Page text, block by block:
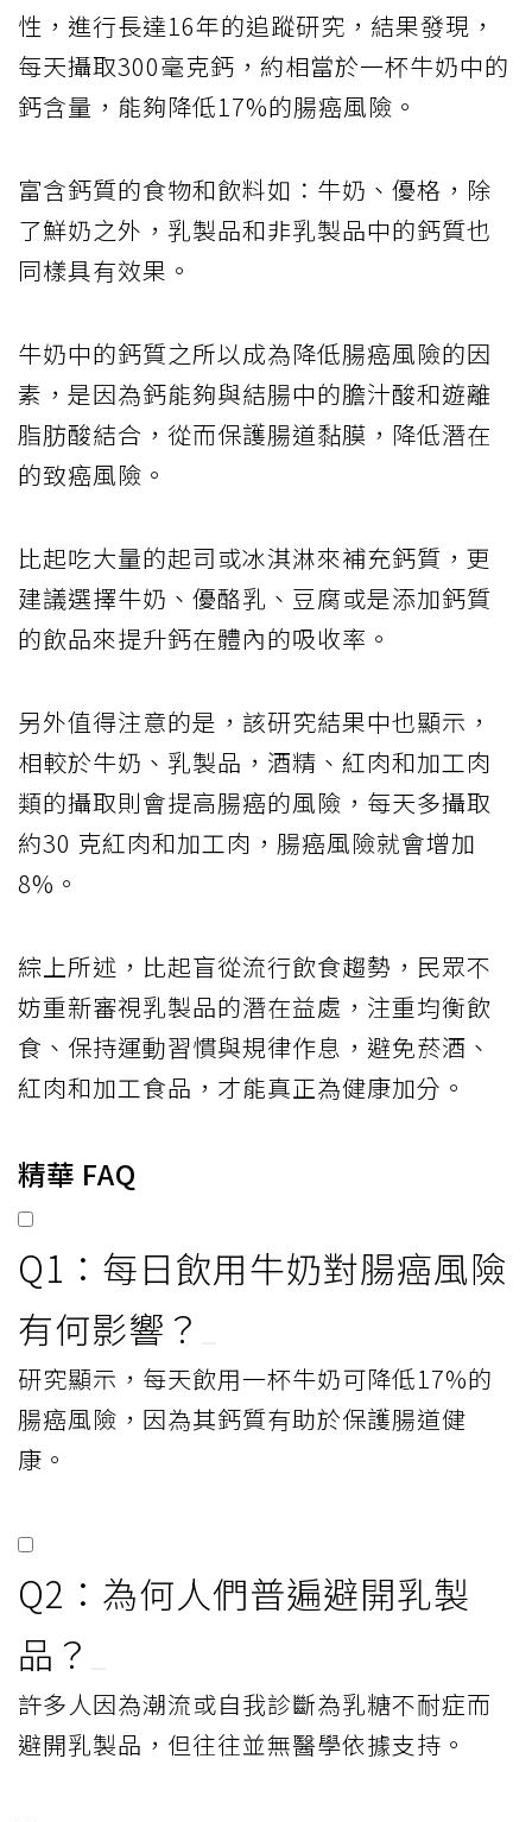
性，進行長達16年的追蹤研究，結果發現，
每天攝取300毫克鈣，約相當於一杯牛奶中的
鈣含量，能夠降低17%的腸癌風險。
富含鈣質的食物和飲料如：牛奶、優格，除
了鮮奶之外，乳製品和非乳製品中的鈣質也
同樣具有效果。
牛奶中的鈣質之所以成為降低腸癌風險的因
素，是因為鈣能夠與結腸中的膽汁酸和遊離
脂肪酸結合，從而保護腸道黏膜，降低潛在
的致癌風險。
比起吃大量的起司或冰淇淋來補充鈣質，更
建議選擇牛奶、優酪乳、豆腐或是添加鈣質
的飲品來提升鈣在體內的吸收率。
另外值得注意的是，該研究結果中也顯示，
相較於牛奶、乳製品，酒精、紅肉和加工肉
類的攝取則會提高腸癌的風險，每天多攝取
約30 克紅肉和加工肉，腸癌風險就會增加
8%。
綜上所述，比起盲從流行飲食趨勢，民眾不
妨重新審視乳製品的潛在益處，注重均衡飲
食、保持運動習慣與規律作息，避免菸酒、
紅肉和加工食品，才能真正為健康加分。
精華 FAQ
Q1：每日飲用牛奶對腸癌風險
有何影響？
研究顯示，每天飲用一杯牛奶可降低17%的
腸癌風險，因為其鈣質有助於保護腸道健
康。
Q2：為何人們普遍避開乳製
品？
許多人因為潮流或自我診斷為乳糖不耐症而
避開乳製品，但往往並無醫學依據支持。